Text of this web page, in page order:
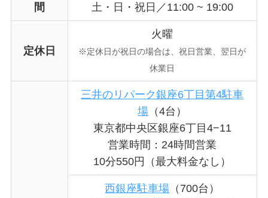
間
土・日・祝日／11:00 ~ 19:00
定休日
火曜
※定休日が祝日の場合は、祝日営業、翌日が
休業日
三井のリパーク銀座6丁目第4駐車
場 （4台）
東京都中央区銀座6丁目4−11
営業時間：24時間営業
10分550円（最大料金なし）
西銀座駐車場 （700台）